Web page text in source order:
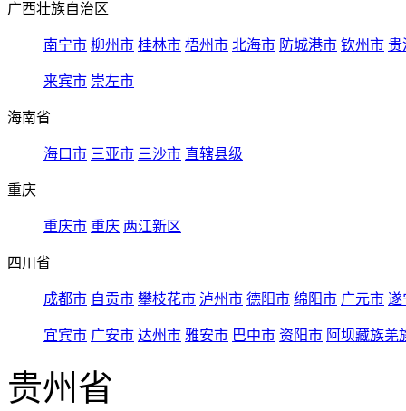
广西壮族自治区
南宁市 柳州市 桂林市 梧州市 北海市 防城港市 钦州市 贵
来宾市 崇左市
海南省
海口市 三亚市 三沙市 直辖县级
重庆
重庆市 重庆 两江新区
四川省
成都市 自贡市 攀枝花市 泸州市 德阳市 绵阳市 广元市 遂
宜宾市 广安市 达州市 雅安市 巴中市 资阳市 阿坝藏族羌
贵州省